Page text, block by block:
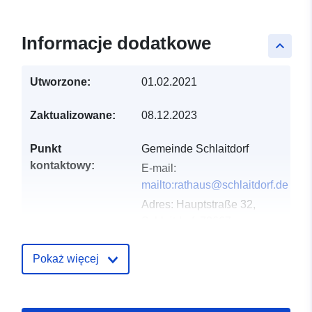
keyboard_arrow_up
Informacje dodatkowe
Utworzone: 01.02.2021
Zaktualizowane: 08.12.2023
Punkt
kontaktowy:
Gemeinde Schlaitdorf
E-mail:
mailto:rathaus@schlaitdorf.de
Adres: Hauptstraße 32,
Pokaż więcej